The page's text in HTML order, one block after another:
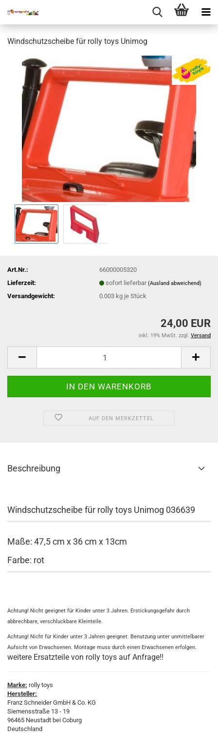
Windschutzscheibe für rolly toys Unimog
Art.Nr.:
66000005320
Lieferzeit:
sofort lieferbar(Ausland abweichend)
Versandgewicht: 0.003 kg je Stück
24,00 EUR
inkl. 19% MwSt. zzgl. Versand
AUF DEN MERKZETTEL
Beschreibung
Windschutzscheibe für rolly toys Unimog 036639
Maße: 47,5 cm x 36 cm x 13cm
Farbe: rot
Achtung! Nicht geeignet für Kinder unter 3 Jahren. Erstickungsgefahr durch
abbrechbare, verschluckbare Kleinteile.
Achtung! Nicht für Kinder unter 3 Jahren geeignet. Benutzung unter unmittelbarer
Aufsicht von Erwachsenen. Montage muss durch einen Erwachsenen erfolgen.
weitere Ersatzteile von rolly toys auf Anfrage!!
Marke: rolly toys
Hersteller:
Franz Schneider GmbH & Co. KG
Siemensstraße 13 - 19
96465 Neustadt bei Coburg
Deutschland